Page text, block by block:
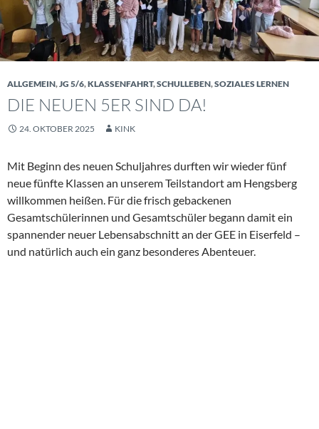
ALLGEMEIN,JG 5/6,KLASSENFAHRT,SCHULLEBEN,SOZIALES LERNEN
DIE NEUEN 5ER SIND DA!
24. OKTOBER 2025 KINK
Mit Beginn des neuen Schuljahres durften wir wieder fünf
neue fünfte Klassen an unserem Teilstandort am Hengsberg
willkommen heißen. Für die frisch gebackenen
Gesamtschülerinnen und Gesamtschüler begann damit ein
spannender neuer Lebensabschnitt an der GEE in Eiserfeld –
und natürlich auch ein ganz besonderes Abenteuer.